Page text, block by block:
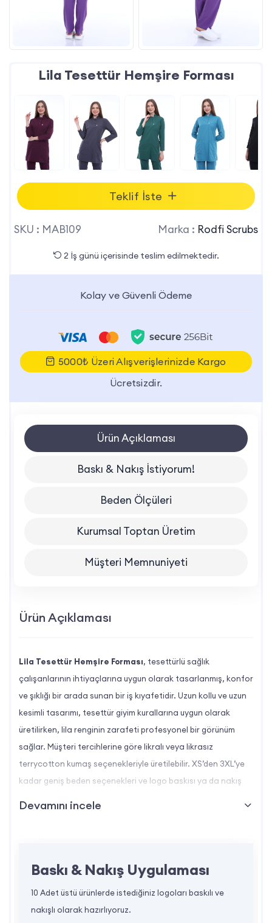
Lila Tesettür Hemşire Forması
Teklif İste
SKU : MAB109 Marka : Rodfi Scrubs
2 İş günü içerisinde teslim edilmektedir.
Kolay ve Güvenli Ödeme
5000₺ Üzeri Alışverişlerinizde Kargo
Ücretsizdir.
Ürün Açıklaması
Baskı & Nakış İstiyorum!
Beden Ölçüleri
Kurumsal Toptan Üretim
Müşteri Memnuniyeti
Ürün Açıklaması
Lila Tesettür Hemşire Forması, tesettürlü sağlık
çalışanlarının ihtiyaçlarına uygun olarak tasarlanmış, konfor
ve şıklığı bir arada sunan bir iş kıyafetidir. Uzun kollu ve uzun
kesimli tasarımı, tesettür giyim kurallarına uygun olarak
üretilirken, lila renginin zarafeti profesyonel bir görünüm
sağlar. Müşteri tercihlerine göre likralı veya likrasız
terrycotton kumaş seçenekleriyle üretilebilir. XS’den 3XL’ye
kadar geniş beden seçenekleri ve logo baskısı ya da nakış
Kumaş Türü:
Likralı Terrycotton:Esnek yapısıyla rahat
ve kolay hareket imkanı sunar.
Devamını incele
Baskı & Nakış Uygulaması
10 Adet üstü ürünlerde istediğiniz logoları baskılı ve
nakışlı olarak hazırlıyoruz.